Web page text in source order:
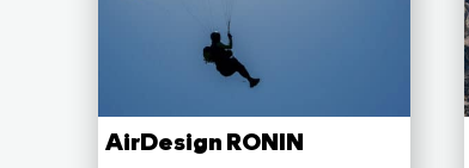
AirDesign RONIN